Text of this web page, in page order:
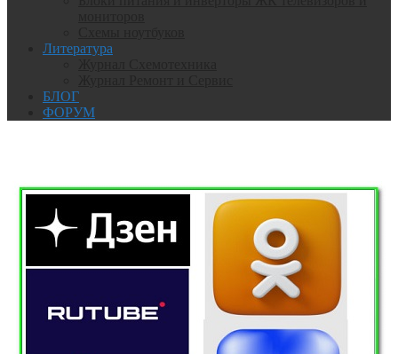
Литература
БЛОГ
ФОРУМ